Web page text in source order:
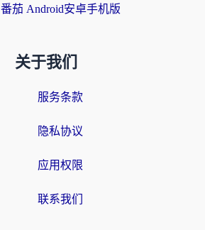
番茄 Android安卓手机版
关于我们
服务条款
隐私协议
应用权限
联系我们